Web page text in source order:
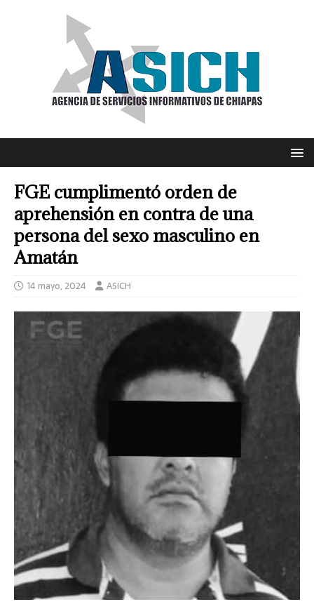
FGE cumplimentó orden de
aprehensión en contra de una
persona del sexo masculino en
Amatán
14 mayo, 2024 ASICH